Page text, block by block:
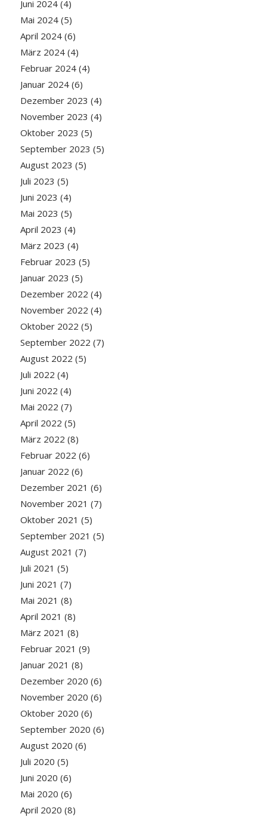
Juni 2024(4)
Mai 2024(5)
April 2024(6)
März 2024(4)
Februar 2024(4)
Januar 2024(6)
Dezember 2023 (4)
November 2023 (4)
Oktober 2023 (5)
September 2023 (5)
August 2023 (5)
Juli 2023 (5)
Juni 2023 (4)
Mai 2023 (5)
April 2023 (4)
März 2023 (4)
Februar 2023 (5)
Januar 2023 (5)
Dezember 2022 (4)
November 2022 (4)
Oktober 2022 (5)
September 2022 (7)
August 2022 (5)
Juli 2022 (4)
Juni 2022 (4)
Mai 2022 (7)
April 2022 (5)
März 2022 (8)
Februar 2022 (6)
Januar 2022 (6)
Dezember 2021 (6)
November 2021 (7)
Oktober 2021 (5)
September 2021 (5)
August 2021 (7)
Juli 2021 (5)
Juni 2021 (7)
Mai 2021 (8)
April 2021 (8)
März 2021 (8)
Februar 2021 (9)
Januar 2021 (8)
Dezember 2020 (6)
November 2020 (6)
Oktober 2020 (6)
September 2020 (6)
August 2020 (6)
Juli 2020 (5)
Juni 2020 (6)
Mai 2020 (6)
April 2020 (8)